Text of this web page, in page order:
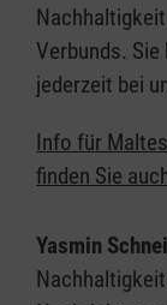
Verbunds. Sie
jederzeit bei
Info für
finden Sie
Yasmin